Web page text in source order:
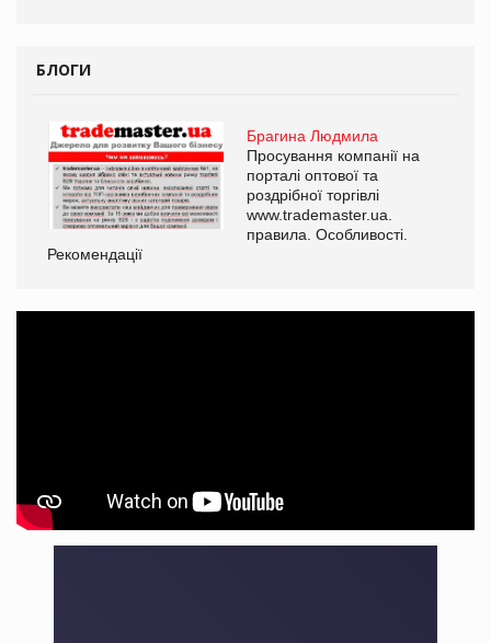
БЛОГИ
Брагина Людмила
Просування компанії на
порталі оптової та
роздрібної торгівлі
www.trademaster.ua.
правила. Особливості.
Рекомендації